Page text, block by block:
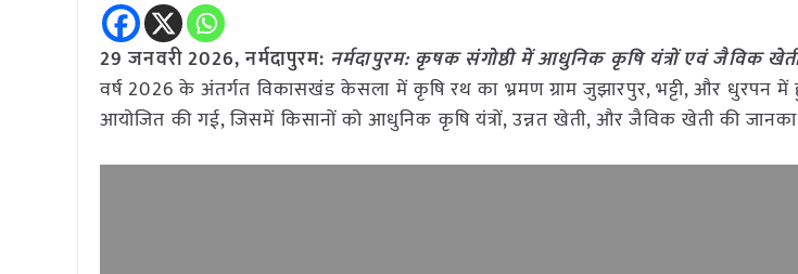
29 जनवरी2026,नर्मदापुरम: नर्मदापुरम: कृषक संगोष्ठी में आधुनिक कृषि यंत्रों एवं जैविक
वर्ष 2026 के अंतर्गत विकासखंड केसला में कृषि रथ का भ्रमण ग्राम जुझारपुर, भट्टी, और धुरपन में
आयोजित की गई, जिसमें किसानों को आधुनिक कृषि यंत्रों, उन्नत खेती, और जैविक खेती की